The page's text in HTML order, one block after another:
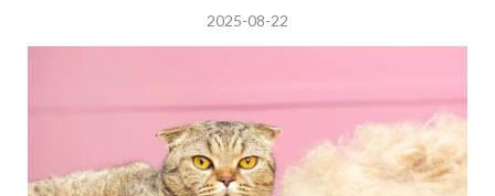
2025-08-22